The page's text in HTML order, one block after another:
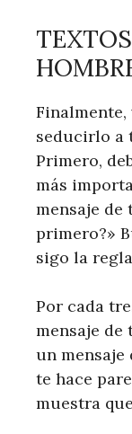
Finalmente,
seducirlo a
Primero,
más
mensaje de
primero?»
sigo la regla
Por cada
mensaje de
un mensaje
te hace
muestra